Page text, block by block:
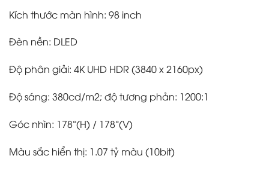
Kích thước màn hình: 98 inch
Đèn nền: DLED
Độ phân giải: 4K UHD HDR (3840 x 2160px)
Độ sáng: 380cd/m2; độ tương phản: 1200:1
Góc nhìn: 178°(H) / 178°(V)
Màu sắc hiển thị: 1.07 tỷ màu (10bit)